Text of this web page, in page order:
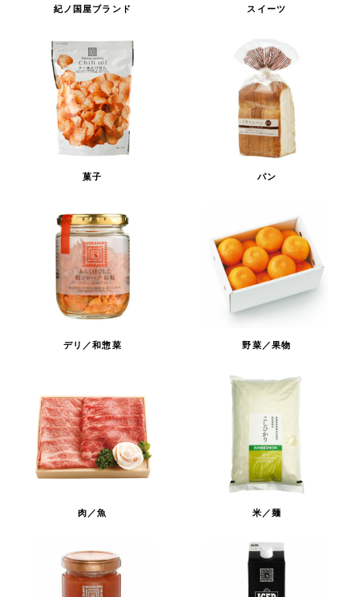
紀ノ国屋ブランド スイーツ
菓子 パン
デリ／和惣菜 野菜／果物
肉／魚 米／麺